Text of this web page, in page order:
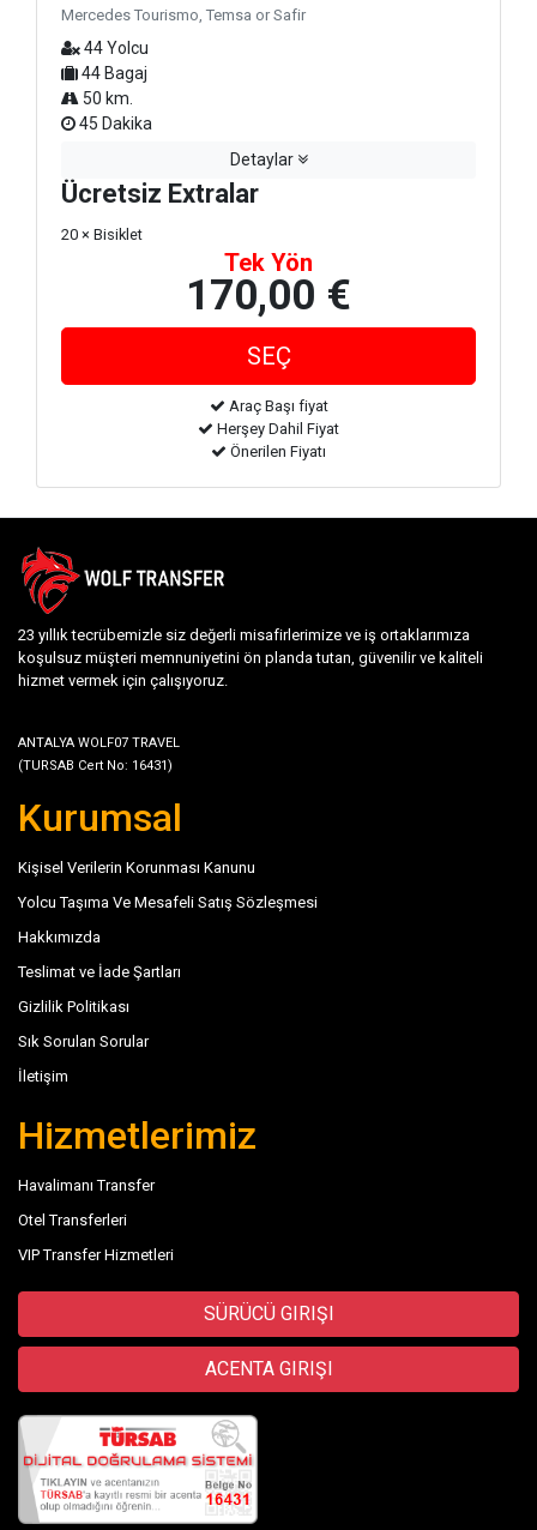
Mercedes Tourismo, Temsa or Safir
44 Yolcu
44 Bagaj
50 km.
45 Dakika
Detaylar
Ücretsiz Extralar
20 × Bisiklet
Tek Yön
170,00 €
Araç Başı fiyat
Herşey Dahil Fiyat
Önerilen Fiyatı
23 yıllık tecrübemizle siz değerli misafirlerimize ve iş ortaklarımıza
koşulsuz müşteri memnuniyetini ön planda tutan, güvenilir ve kaliteli
hizmet vermek için çalışıyoruz.
ANTALYA WOLF07 TRAVEL
(TURSAB Cert No: 16431)
Kurumsal
Kişisel Verilerin Korunması Kanunu
Yolcu Taşıma Ve Mesafeli Satış Sözleşmesi
Hakkımızda
Teslimat ve İade Şartları
Gizlilik Politikası
Sık Sorulan Sorular
İletişim
Hizmetlerimiz
Havalimanı Transfer
Otel Transferleri
VIP Transfer Hizmetleri
SÜRÜCÜ GIRIŞI
ACENTA GIRIŞI